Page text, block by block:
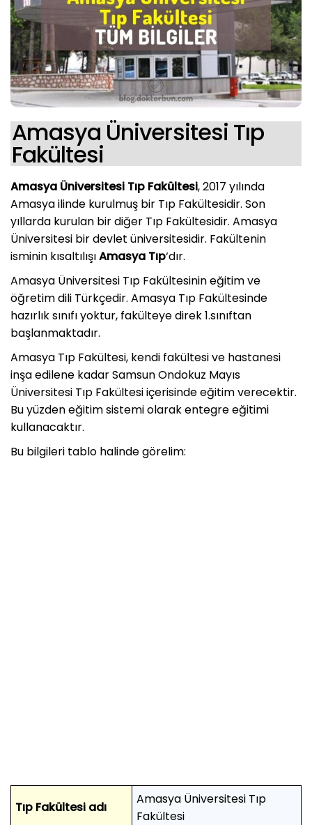
Amasya Üniversitesi Tıp
Fakültesi
Amasya Üniversitesi Tıp Fakültesi, 2017 yılında
Amasya ilinde kurulmuş bir Tıp Fakültesidir. Son
yıllarda kurulan bir diğer Tıp Fakültesidir. Amasya
Üniversitesi bir devlet üniversitesidir. Fakültenin
isminin kısaltılışıAmasya Tıp‘dır.
Amasya Üniversitesi Tıp Fakültesinin eğitim ve
öğretim dili Türkçedir. Amasya Tıp Fakültesinde
hazırlık sınıfı yoktur, fakülteye direk 1.sınıftan
başlanmaktadır.
Amasya Tıp Fakültesi, kendi fakültesi ve hastanesi
inşa edilene kadar Samsun Ondokuz Mayıs
Üniversitesi Tıp Fakültesi içerisinde eğitim verecektir.
Bu yüzden eğitim sistemi olarak entegre eğitimi
kullanacaktır.
Bu bilgileri tablo halinde görelim:
Tıp Fakültesi adı
Amasya Üniversitesi Tıp
Fakültesi